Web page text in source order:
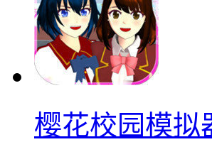
樱花校园模拟